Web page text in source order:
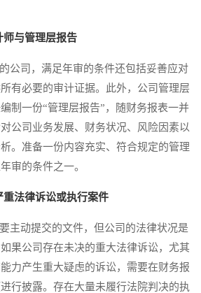
师与管理层报告
司，满足年审的条件还包括妥善应对
有必要的审计证据。此外，公司管理层
制一份“管理层报告”，随财务报表一并
公司业务发展、财务状况、风险因素以
。准备一份内容充实、符合规定的管理
审的条件之一。
法律诉讼或执行案件
动提交的文件，但公司的法律状况是
果公司存在未决的重大法律诉讼，尤其
力产生重大疑虑的诉讼，需要在财务报
行披露。存在大量未履行法院判决的执